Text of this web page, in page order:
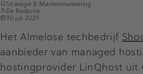
Strategie & Marktontwikkeling
De Redactie
30 juli 2025
Het Almelose techbedrijf
aanbieder van managed
hostingprovider LinQhost uit